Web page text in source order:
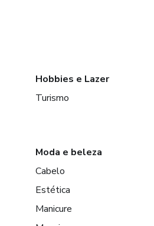
Hobbies e Lazer
Turismo
Moda e beleza
Cabelo
Estética
Manicure